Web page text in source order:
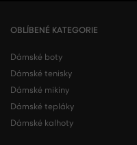
OBLÍBENÉ KATEGORIE
Dámské boty
Dámské tenisky
Dámské mikiny
Dámské tepláky
Dámské kalhoty